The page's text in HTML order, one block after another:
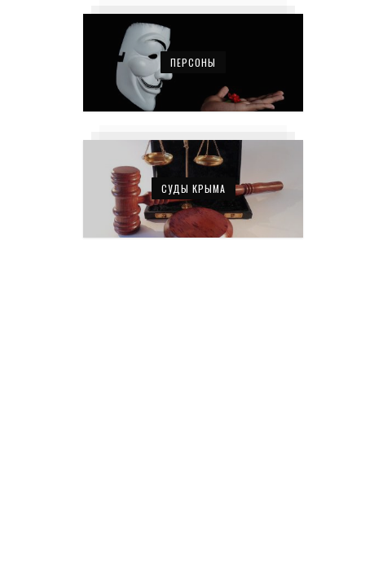
ПЕРСОНЫ
СУДЫ КРЫМА